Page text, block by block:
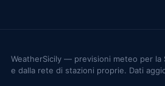
WeatherSicily — previsioni meteo per la
e dalla rete di stazioni proprie. Dati